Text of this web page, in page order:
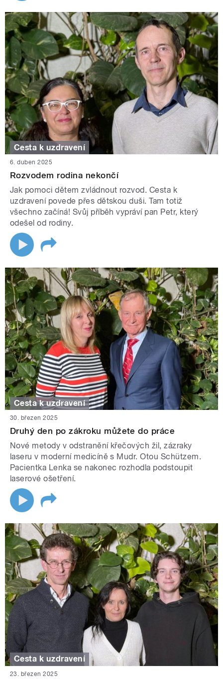
Cesta k uzdravení
6. duben 2025
Rozvodem rodina nekončí
Jak pomoci dětem zvládnout rozvod. Cesta k
uzdravení povede přes dětskou duši. Tam totiž
všechno začíná! Svůj příběh vypráví pan Petr, který
odešel od rodiny.
Cesta k uzdravení
30. březen 2025
Druhý den po zákroku můžete do práce
Nové metody v odstranění křečových žil, zázraky
laseru v moderní medicíně s Mudr. Otou Schützem.
Pacientka Lenka se nakonec rozhodla podstoupit
laserové ošetření.
Cesta k uzdravení
23. březen 2025